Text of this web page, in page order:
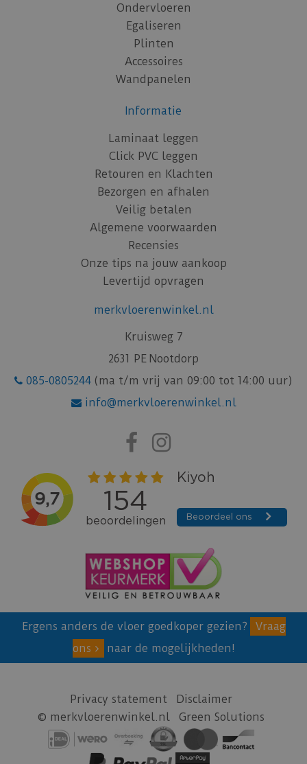
Ondervloeren
Egaliseren
Plinten
Accessoires
Wandpanelen
Informatie
Laminaat leggen
Click PVC leggen
Retouren en Klachten
Bezorgen en afhalen
Veilig betalen
Algemene voorwaarden
Recensies
Onze tips na jouw aankoop
Levertijd opvragen
merkvloerenwinkel.nl
Kruisweg 7
2631 PE Nootdorp
085-0805244 (ma t/m vrij van 09:00 tot 14:00 uur)
info@merkvloerenwinkel.nl
Ergens anders de vloer goedkoper gezien?
Vraag
ons
naar de mogelijkheden!
Privacy statement
Disclaimer
© merkvloerenwinkel.nl
Green Solutions